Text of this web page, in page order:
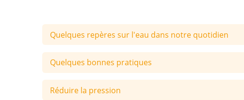
Quelques repères sur l'eau dans notre quotidien
Quelques bonnes pratiques
Réduire la pression